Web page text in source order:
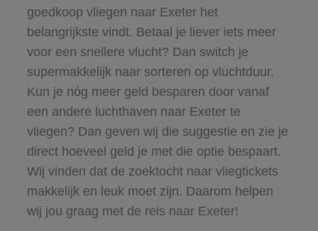
goedkoop vliegen naar Exeter het
belangrijkste vindt. Betaal je liever iets meer
voor een snellere vlucht? Dan switch je
supermakkelijk naar sorteren op vluchtduur.
Kun je nóg meer geld besparen door vanaf
een andere luchthaven naar Exeter te
vliegen? Dan geven wij die suggestie en zie je
direct hoeveel geld je met die optie bespaart.
Wij vinden dat de zoektocht naar vliegtickets
makkelijk en leuk moet zijn. Daarom helpen
wij jou graag met de reis naar Exeter!